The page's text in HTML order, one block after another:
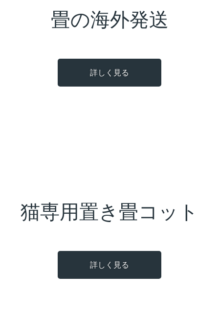
畳の海外発送
詳しく見る
猫専用置き畳コット
詳しく見る